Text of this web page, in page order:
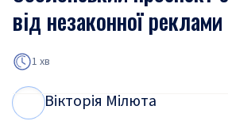
від незаконної реклами
1 хв
Вікторія Мілюта